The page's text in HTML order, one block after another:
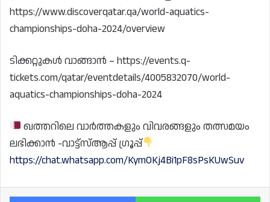
https://www.discoverqatar.qa/world-aquatics-
championships-doha-2024/overview
ടിക്കറ്റുകൾ വാങ്ങാൻ – https://events.q-
tickets.com/qatar/eventdetails/4005832070/world-
aquatics-championships-doha-2024
ഖത്തറിലെ വാർത്തകളും വിവരങ്ങളും തത്സമയം
ലഭിക്കാൻ -വാട്ട്സ്ആപ്പ് ഗ്രൂപ്പ്
https://chat.whatsapp.com/KymOKj4Bi1pF8sPsKUwSuv
Facebook